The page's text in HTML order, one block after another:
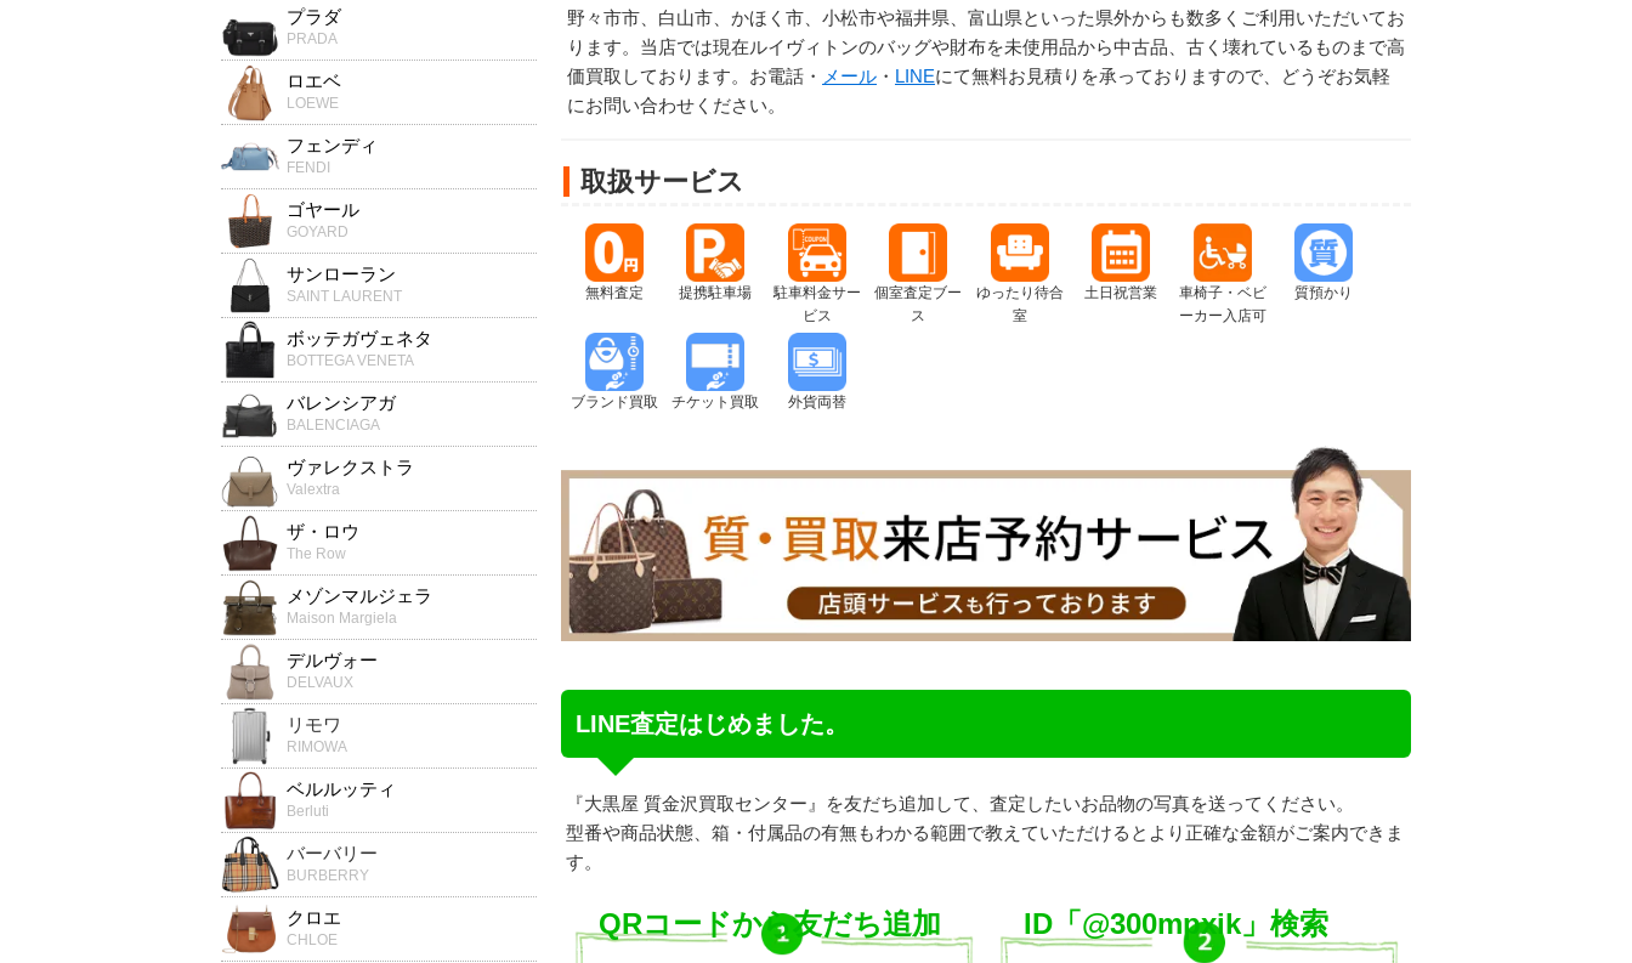
野々市市、白山市、かほく市、小松市や福井県、富山県といった県外からも数多くご利用いただいてお
ります。当店では現在ルイヴィトンのバッグや財布を未使用品から中古品、古く壊れているものまで高
価買取しております。お電話・ メール ・ LINEにて無料お見積りを承っておりますので、どうぞお気軽
にお問い合わせください。
取扱サービス
無料査定 提携駐車場
駐車料金サー
ビス
個室査定ブー
ス
ゆったり待合
室
土日祝営業
車椅子・ベビ
ーカー入店可
質預かり
ブランド買取 チケット買取 外貨両替
LINE査定はじめました。
『大黒屋 質金沢買取センター』を友だち追加して、査定したいお品物の写真を送ってください。
型番や商品状態、箱・付属品の有無もわかる範囲で教えていただけるとより正確な金額がご案内できま
す。
QRコードから友だち追加 ID「@300mpxik」検索
プラダ
PRADA
ロエベ
LOEWE
フェンディ
FENDI
ゴヤール
GOYARD
サンローラン
SAINT LAURENT
ボッテガヴェネタ
BOTTEGA VENETA
バレンシアガ
BALENCIAGA
ヴァレクストラ
Valextra
ザ・ロウ
The Row
メゾンマルジェラ
Maison Margiela
デルヴォー
DELVAUX
リモワ
RIMOWA
ベルルッティ
Berluti
バーバリー
BURBERRY
クロエ
CHLOE